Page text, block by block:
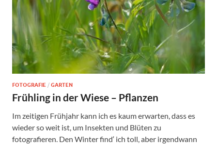
FOTOGRAFIE / GARTEN
Frühling in der Wiese – Pflanzen
Im zeitigen Frühjahr kann ich es kaum erwarten, dass es
wieder so weit ist, um Insekten und Blüten zu
fotografieren. Den Winter find‘ ich toll, aber irgendwann